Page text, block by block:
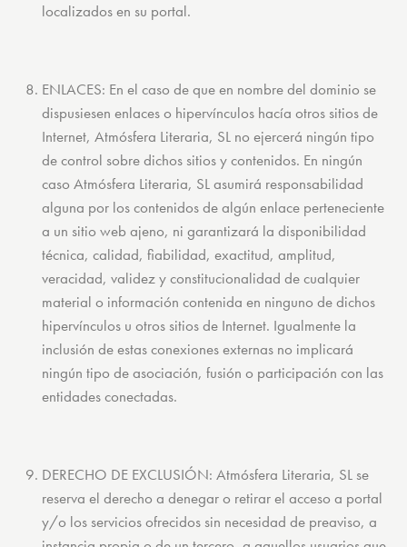
localizados en su portal.
ENLACES: En el caso de que en nombre del dominio se
dispusiesen enlaces o hipervínculos hacía otros sitios de
Internet, Atmósfera Literaria, SL no ejercerá ningún tipo
de control sobre dichos sitios y contenidos. En ningún
caso Atmósfera Literaria, SL asumirá responsabilidad
alguna por los contenidos de algún enlace perteneciente
a un sitio web ajeno, ni garantizará la disponibilidad
técnica, calidad, fiabilidad, exactitud, amplitud,
veracidad, validez y constitucionalidad de cualquier
material o información contenida en ninguno de dichos
hipervínculos u otros sitios de Internet. Igualmente la
inclusión de estas conexiones externas no implicará
ningún tipo de asociación, fusión o participación con las
entidades conectadas.
DERECHO DE EXCLUSIÓN: Atmósfera Literaria, SL se
reserva el derecho a denegar o retirar el acceso a portal
y/o los servicios ofrecidos sin necesidad de preaviso, a